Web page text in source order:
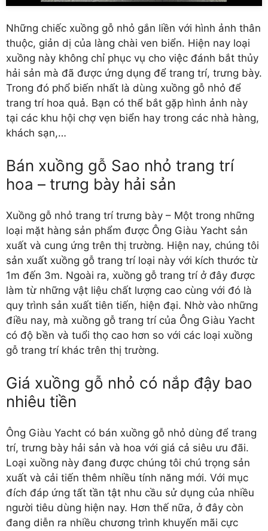
Những chiếc xuồng gỗ nhỏ gắn liền với hình ảnh thân
thuộc, giản dị của làng chài ven biển. Hiện nay loại
xuồng này không chỉ phục vụ cho việc đánh bắt thủy
hải sản mà đã được ứng dụng để trang trí, trưng bày.
Trong đó phổ biến nhất là dùng xuồng gỗ nhỏ để
trang trí hoa quả. Bạn có thể bắt gặp hình ảnh này
tại các khu hội chợ vẹn biển hay trong các nhà hàng,
khách sạn,…
Bán xuồng gỗ Sao nhỏ trang trí
hoa – trưng bày hải sản
Xuồng gỗ nhỏ trang trí trưng bày – Một trong những
loại mặt hàng sản phẩm được Ông Giàu Yacht sản
xuất và cung ứng trên thị trường. Hiện nay, chúng tôi
sản xuất xuồng gỗ trang trí loại này với kích thước từ
1m đến 3m. Ngoài ra, xuồng gỗ trang trí ở đây được
làm từ những vật liệu chất lượng cao cùng với đó là
quy trình sản xuất tiên tiến, hiện đại. Nhờ vào những
điều nay, mà xuồng gỗ trang trí của Ông Giàu Yacht
có độ bền và tuổi thọ cao hơn so với các loại xuồng
gỗ trang trí khác trên thị trường.
Giá xuồng gỗ nhỏ có nắp đậy bao
nhiêu tiền
Ông Giàu Yacht có bán xuồng gỗ nhỏ dùng để trang
trí, trưng bày hải sản và hoa với giá cả siêu ưu đãi.
Loại xuồng này đang được chúng tôi chú trọng sản
xuất và cải tiến thêm nhiều tính năng mới. Với mục
đích đáp ứng tất tần tật nhu cầu sử dụng của nhiều
người tiêu dùng hiện nay. Hơn thế nữa, ở đây còn
đang diễn ra nhiều chương trình khuyến mãi cực